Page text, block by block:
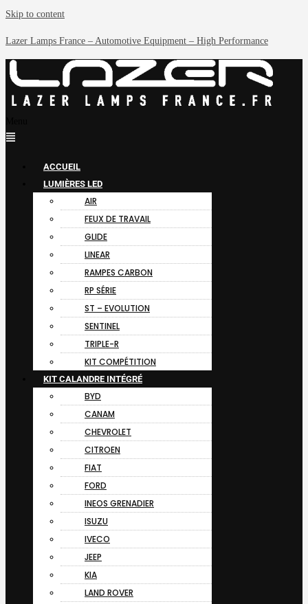
Skip to content
Lazer Lamps France – Automotive Equipment – High Performance
ACCUEIL
LUMIÈRES LED
AIR
FEUX DE TRAVAIL
GLIDE
LINEAR
RAMPES CARBON
RP SÉRIE
ST – EVOLUTION
SENTINEL
TRIPLE-R
KIT COMPÉTITION
KIT CALANDRE INTÉGRÉ
BYD
CANAM
CHEVROLET
CITROEN
FIAT
FORD
INEOS GRENADIER
ISUZU
IVECO
JEEP
KIA
LAND ROVER